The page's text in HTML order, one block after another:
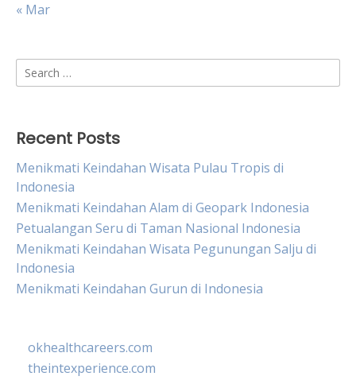
« Mar
Search
for:
Recent Posts
Menikmati Keindahan Wisata Pulau Tropis di
Indonesia
Menikmati Keindahan Alam di Geopark Indonesia
Petualangan Seru di Taman Nasional Indonesia
Menikmati Keindahan Wisata Pegunungan Salju di
Indonesia
Menikmati Keindahan Gurun di Indonesia
okhealthcareers.com
theintexperience.com